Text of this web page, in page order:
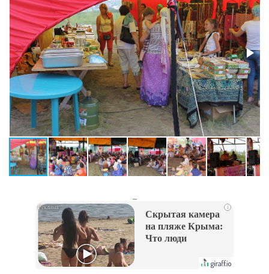
i
Скрытая камера
на пляже Крыма:
Что люди
их не видят...